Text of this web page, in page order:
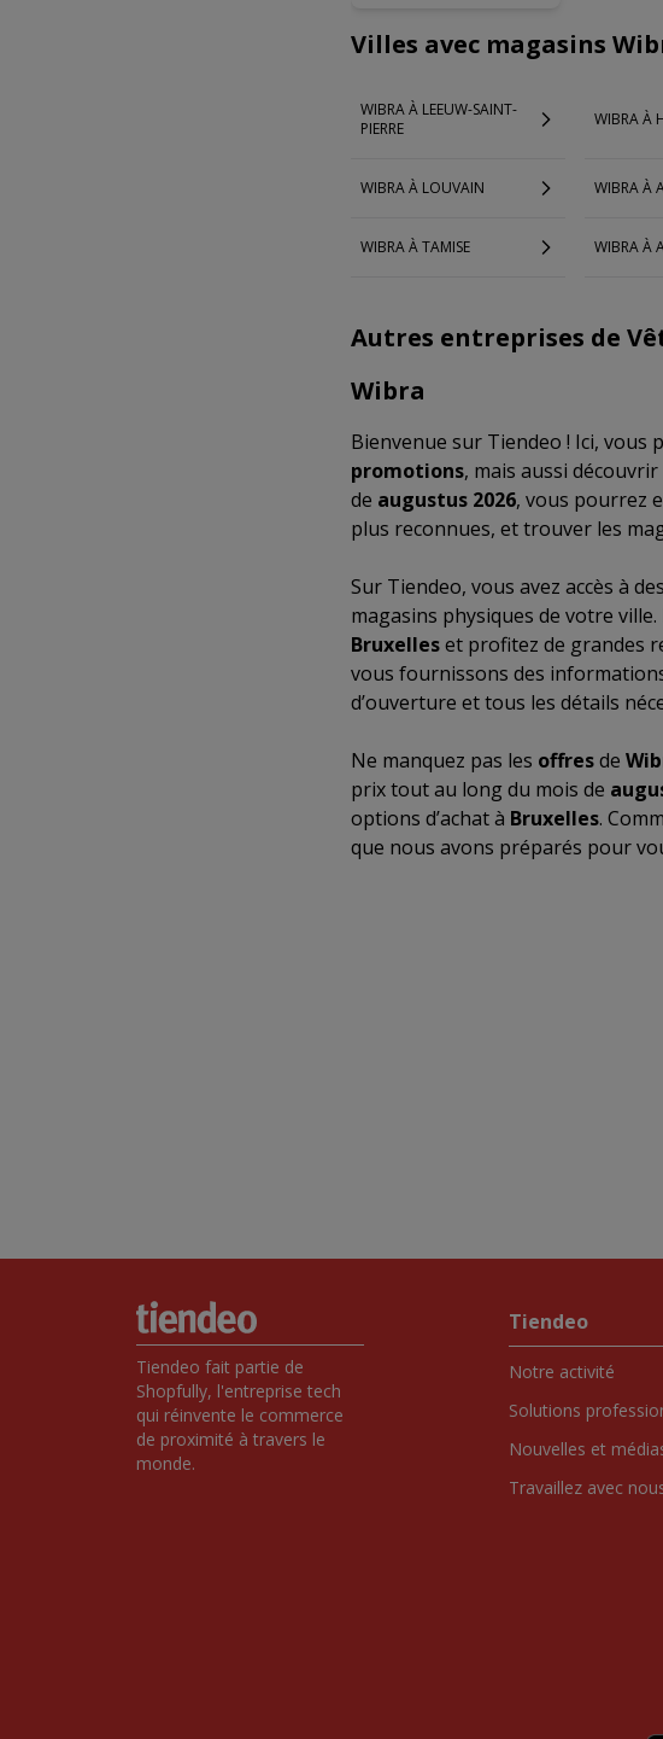
Villes avec magasins
WIBRA À LEEUW-SAINT-
PIERRE
WIBRA À
WIBRA À LOUVAIN WIBRA À
WIBRA À TAMISE WIBRA À
Autres entreprises de
Wibra
Bienvenue sur Tiendeo ! Ici,
promotions, mais aussi
de augustus 2026, vous pourrez
plus reconnues, et trouver les
Sur Tiendeo, vous avez accès à des
magasins physiques de votre
Bruxelleset profitez de grandes
vous fournissons des
d’ouverture et tous les détails
Ne manquez pas les offresde
prix tout au long du mois de
options d’achat à Bruxelles.
que nous avons préparés pour
Tiendeo fait partie de
Shopfully, l'entreprise tech
qui réinvente le commerce
de proximité à travers le
monde.
Tiendeo
Notre activité
Solutions
Nouvelles et
Travaillez avec